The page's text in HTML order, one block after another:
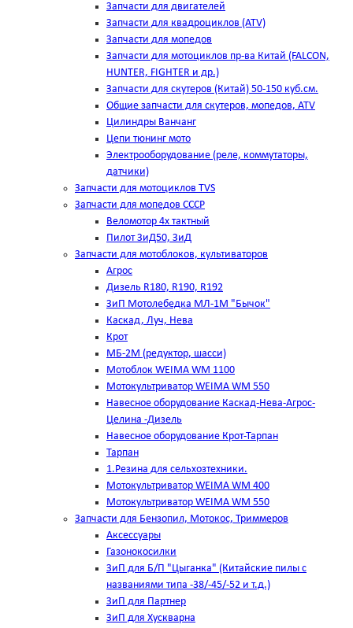
Запчасти для двигателей
Запчасти для квадроциклов (ATV)
Запчасти для мопедов
Запчасти для мотоциклов пр-ва Китай (FALCON,
HUNTER, FIGHTER и др.)
Запчасти для скутеров (Китай) 50-150 куб.см.
Общие запчасти для скутеров, мопедов, ATV
Цилиндры Ванчанг
Цепи тюнинг мото
Электрооборудование (реле, коммутаторы,
датчики)
Запчасти для мотоциклов TVS
Запчасти для мопедов СССР
Веломотор 4х тактный
Пилот ЗиД50, ЗиД
Запчасти для мотоблоков, культиваторов
Агрос
Дизель R180, R190, R192
ЗиП Мотолебедка МЛ-1М "Бычок"
Каскад, Луч, Нева
Крот
МБ-2М (редуктор, шасси)
Мотоблок WEIMA WM 1100
Мотокультриватор WEIMA WM 550
Навесное оборудование Каскад-Нева-Агрос-
Целина -Дизель
Навесное оборудование Крот-Тарпан
Тарпан
1.Резина для сельхозтехники.
Мотокультриватор WEIMA WM 400
Мотокультриватор WEIMA WM 550
Запчасти для Бензопил, Мотокос, Триммеров
Аксессуары
Газонокосилки
ЗиП для Б/П "Цыганка" (Китайские пилы с
названиями типа -38/-45/-52 и т.д.)
ЗиП для Партнер
ЗиП для Хускварна